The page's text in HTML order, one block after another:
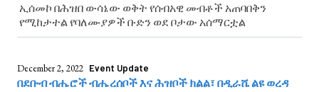
ኢሰመኮ በሕዝበ ውሳኔው ወቅት የሰብአዊ መብቶች አጠባበቅን
የሚከታተል የባለሙያዎች ቡድን ወደ ቦታው አሰማርቷል
December 2, 2022 Event Update
በደቡብ ብሔሮች ብሔረሰቦች እና ሕዝቦች ክልል፣ በዲራሼ ልዩ ወረዳ